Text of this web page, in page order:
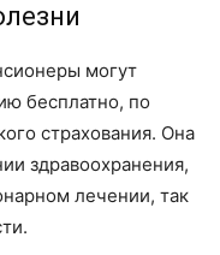
могут
бесплатно, по
страхования. Она
здравоохранения,
лечении, так